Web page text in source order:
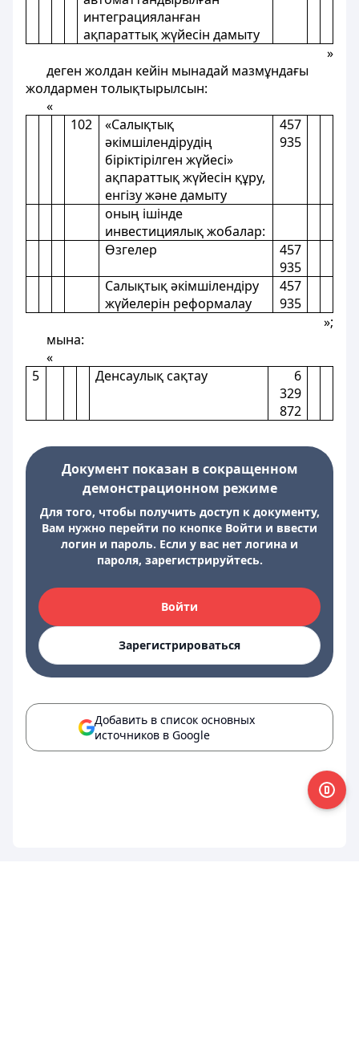
интеграцияланған
ақпараттық жүйесін дамыту
»
деген жолдан кейін мынадай мазмұндағы
жолдармен толықтырылсын:
«
102
«Салықтық
әкімшілендірудің
біріктірілген жүйесі»
ақпараттық жүйесін құру,
енгізу және дамыту
457
935
оның ішінде
инвестициялық жобалар:
Өзгелер
457
935
Салықтық әкімшілендіру
жүйелерін реформалау
457
935
»;
мына:
«
5
Денсаулық сақтау
6
329
872
Документ показан в сокращенном
демонстрационном режиме
Для того, чтобы получить доступ к документу,
Вам нужно перейти по кнопке Войти и ввести
логин и пароль. Если у вас нет логина и
пароля, зарегистрируйтесь.
Войти
Зарегистрироваться
Добавить в список основных
источников в Google